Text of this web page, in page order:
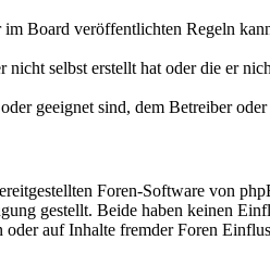
Board veröffentlichten Regeln
selbst erstellt hat oder die er
geeignet sind, dem Betreiber
Foren-Software von
gestellt. Beide haben keinen
auf Inhalte fremder Foren